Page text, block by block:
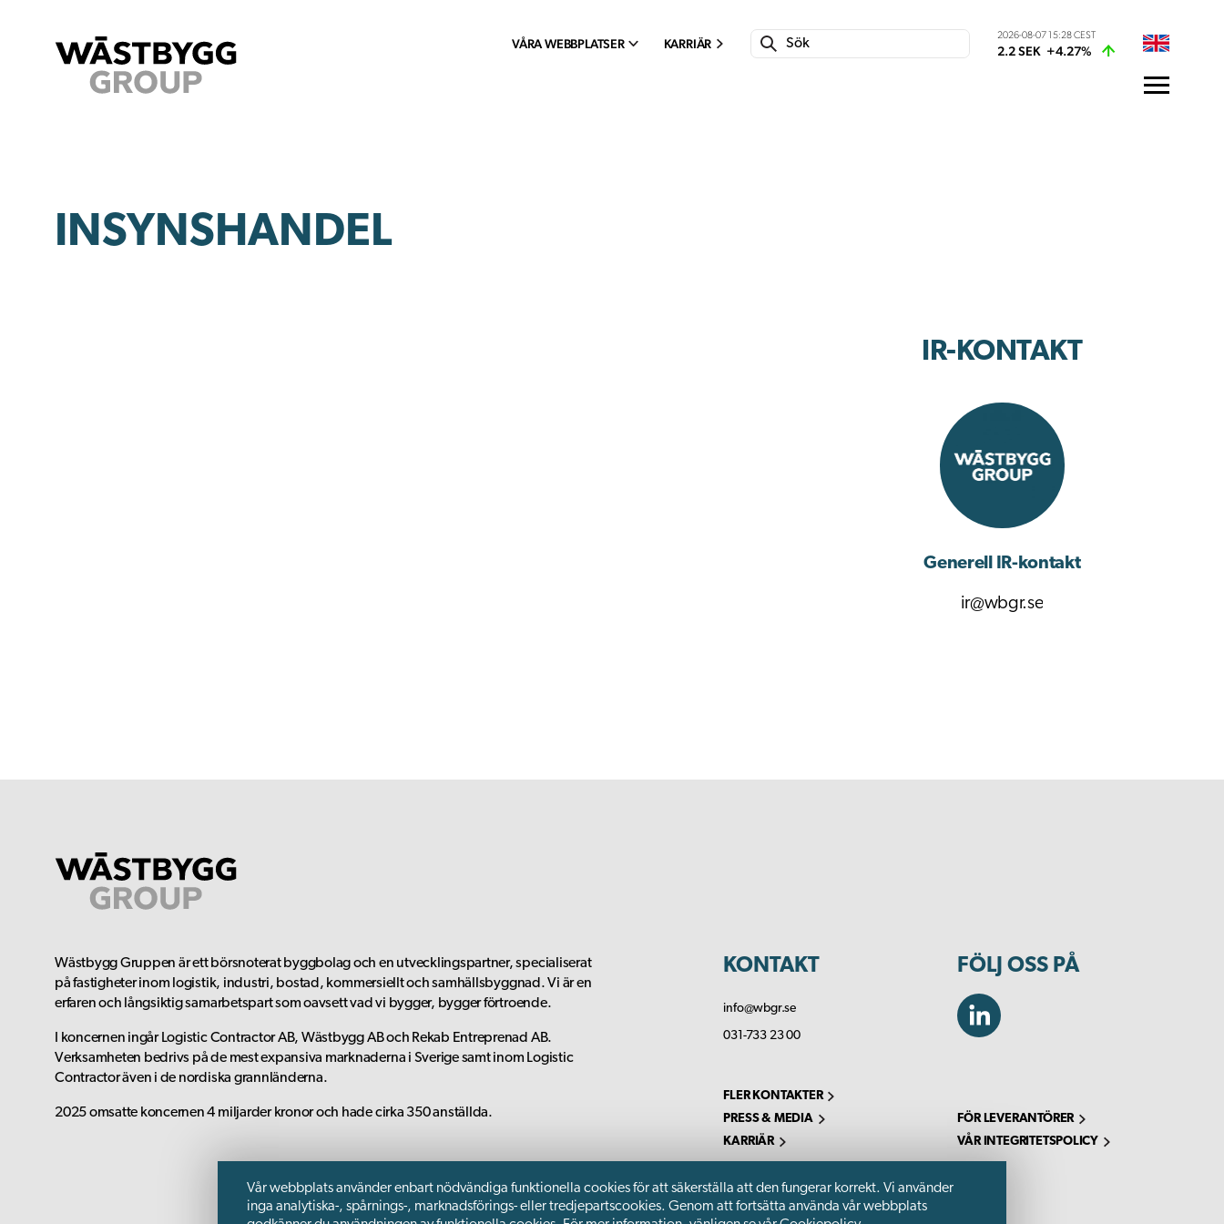
VÅRA WEBBPLATSER KARRIÄR
2026-08-07 15:28 CEST
2.2 SEK +4.27%
INSYNSHANDEL
IR-KONTAKT
Generell IR-kontakt
ir@wbgr.se
Wästbygg Gruppen är ett börsnoterat byggbolag och en utvecklingspartner, specialiserat
på fastigheter inom logistik, industri, bostad, kommersiellt och samhällsbyggnad. Vi är en
erfaren och långsiktig samarbetspart som oavsett vad vi bygger, bygger förtroende.
I koncernen ingår Logistic Contractor AB, Wästbygg AB och Rekab Entreprenad AB.
Verksamheten bedrivs på de mest expansiva marknaderna i Sverige samt inom Logistic
Contractor även i de nordiska grannländerna.
2025 omsatte koncernen 4 miljarder kronor och hade cirka 350 anställda.
KONTAKT
info@wbgr.se
031-733 23 00
FLER KONTAKTER
PRESS & MEDIA
KARRIÄR
FÖLJ OSS PÅ
FÖR LEVERANTÖRER
VÅR INTEGRITETSPOLICY
Vår webbplats använder enbart nödvändiga funktionella cookies för att säkerställa att den fungerar korrekt. Vi använder
inga analytiska-, spårnings-, marknadsförings- eller tredjepartscookies. Genom att fortsätta använda vår webbplats